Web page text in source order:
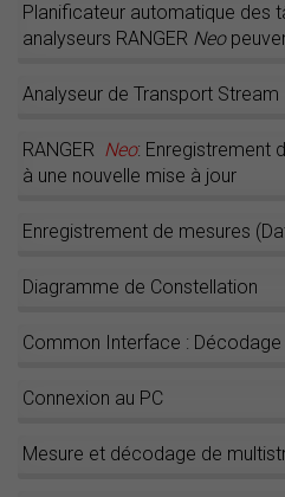
Planificateur automatique des
analyseurs RANGER Neo
Analyseur de Transport Stream
RANGER Neo: Enregistrement
à une nouvelle mise à jour
Enregistrement de mesures
Diagramme de Constellation
Common Interface :
Connexion au PC
Mesure et décodage de